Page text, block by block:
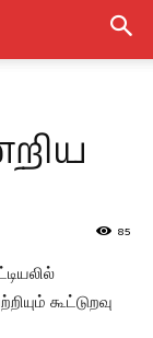
85
கூட்டுறவு